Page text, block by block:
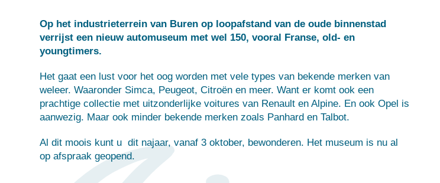
Op het industrieterrein van Buren op loopafstand van de oude binnenstad
verrijst een nieuw automuseum met wel 150, vooral Franse, old- en
youngtimers.
Het gaat een lust voor het oog worden met vele types van bekende merken van
weleer. Waaronder Simca, Peugeot, Citroën en meer. Want er komt ook een
prachtige collectie met uitzonderlijke voitures van Renault en Alpine. En ook Opel is
aanwezig. Maar ook minder bekende merken zoals Panhard en Talbot.
Al dit moois kunt u dit najaar, vanaf 3 oktober, bewonderen. Het museum is nu al
op afspraak geopend.